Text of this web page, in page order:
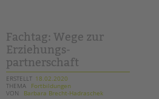
Förderzentren
Kollegs
EFöB
Schulbezogene Sozialarbeit
Tagesgruppen
Fachtag: Wege zur
Erziehungs-
partnerschaft
ERSTELLT 18.02.2020
THEMA
Fortbildungen
VON
Barbara Brecht-Hadraschek